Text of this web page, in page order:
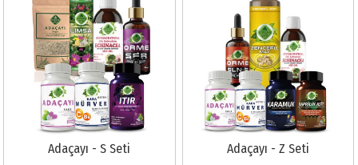
Adaçayı - S Seti Adaçayı - Z Seti